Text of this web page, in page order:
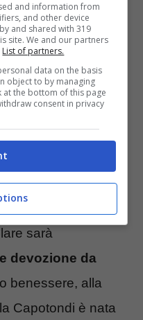
dire darsi da fare
tra cambi di
ed
tempo libero. Per
decisione mirata
grossa svolta
o futuro
sarà
devozione da
benessere, alla
Capotondi è nata
and information from
and other device
and shared with 319
site. We and our partners
List of partners.
data on the basis
object to by managing
the bottom of this page
consent in privacy